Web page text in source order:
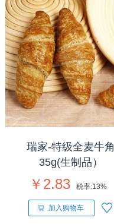
瑞家-特级全麦牛角
35g(生制品）
￥2.83 税率:13%
加入购物车